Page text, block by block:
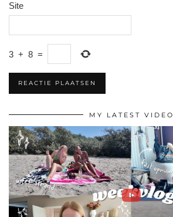
Site
3 + 8 =
MY LATEST VIDEO